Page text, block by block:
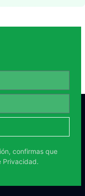
confirmas que
Privacidad.